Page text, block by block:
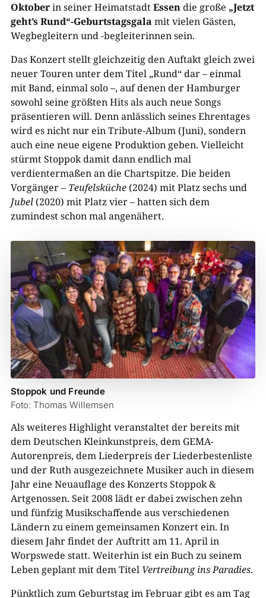
Oktoberin seiner HeimatstadtEssendie große „Jetzt
geht’s Rund“-Geburtstagsgala mit vielen Gästen,
Wegbegleitern und -begleiterinnen sein.
Das Konzert stellt gleichzeitig den Auftakt gleich zwei
neuer Touren unter dem Titel „Rund“ dar – einmal
mit Band, einmal solo –, auf denen der Hamburger
sowohl seine größten Hits als auch neue Songs
präsentieren will. Denn anlässlich seines Ehrentages
wird es nicht nur ein Tribute-Album (Juni), sondern
auch eine neue eigene Produktion geben. Vielleicht
stürmt Stoppok damit dann endlich mal
verdientermaßen an die Chartspitze. Die beiden
Vorgänger –Teufelsküche(2024) mit Platz sechs und
Jubel (2020) mit Platz vier – hatten sich dem
zumindest schon mal angenähert.
Stoppok und Freunde
Foto: Thomas Willemsen
Als weiteres Highlight veranstaltet der bereits mit
dem Deutschen Kleinkunstpreis, dem GEMA-
Autorenpreis, dem Liederpreis der Liederbestenliste
und der Ruth ausgezeichnete Musiker auch in diesem
Jahr eine Neuauflage des Konzerts Stoppok &
Artgenossen. Seit 2008 lädt er dabei zwischen zehn
und fünfzig Musikschaffende aus verschiedenen
Ländern zu einem gemeinsamen Konzert ein. In
diesem Jahr findet der Auftritt am 11. April in
Worpswede statt. Weiterhin ist ein Buch zu seinem
Leben geplant mit dem Titel Vertreibung ins Paradies.
Pünktlich zum Geburtstag im Februar gibt es am Tag